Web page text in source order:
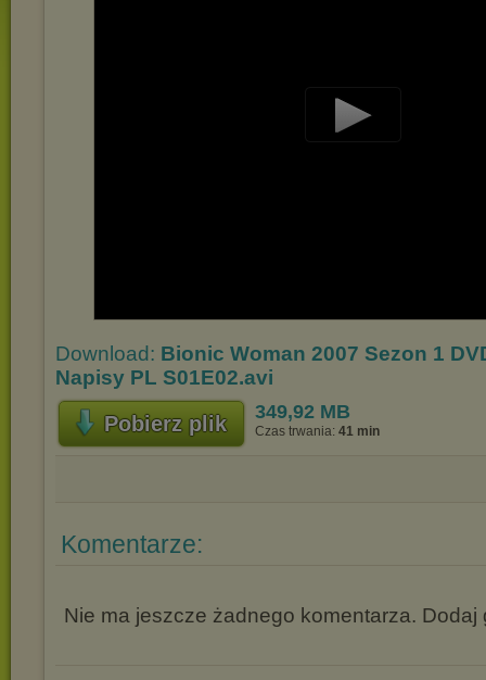
Download: Bionic Woman 2007 Sezon 1
Napisy PL S01E02.avi
Pobierz plik 349,92 MB
Czas trwania: 41 min
Komentarze:
Nie ma jeszcze żadnego komentarza. Dodaj